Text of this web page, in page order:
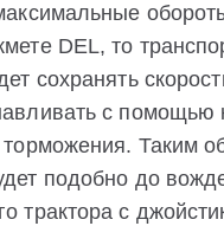
DEL, то
сохранять
с помощью
торможения. Таким
подобно до
трактора с